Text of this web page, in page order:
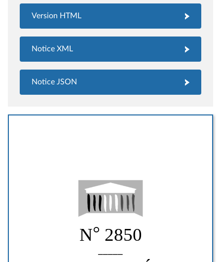
Version HTML
Notice XML
Notice JSON